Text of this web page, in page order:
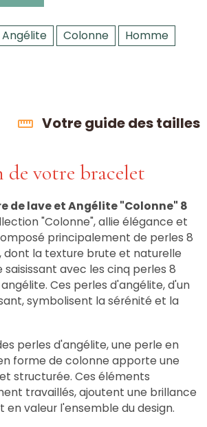
Angélite Colonne
Homme
Votre guide des tailles
votre bracelet
de lave et Angélite "Colonne" 8
"Colonne", allie élégance et
principalement de perles 8
dont la texture brute et naturelle
avec les cinq perles 8
Ces perles d'angélite, d'un
symbolisent la sérénité et la
perles d'angélite, une perle en
forme de colonne apporte une
structurée. Ces éléments
travaillés, ajoutent une brillance
valeur l'ensemble du design.